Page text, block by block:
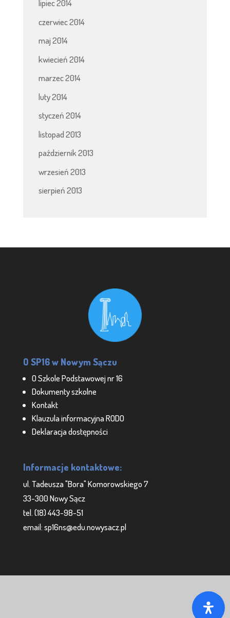
lipiec 2014
czerwiec 2014
maj 2014
kwiecień 2014
marzec 2014
luty 2014
styczeń 2014
listopad 2013
październik 2013
wrzesień 2013
sierpień 2013
O SP16 w Nowym Sączu
O Szkole Podstawowej nr 16
Dokumenty szkolne
Kontakt
Klauzula informacyjna RODO
Deklaracja dostępności
Informacje kontaktowe:
ul. Tadeusza "Bora" Komorowskiego 7
33-300 Nowy Sącz
tel. (18) 443-98-51
email: sp16ns@edu.nowysacz.pl